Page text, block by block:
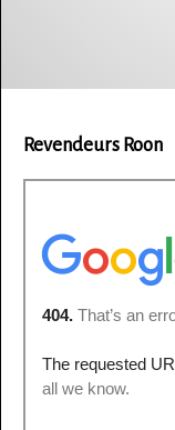
Revendeurs Roon